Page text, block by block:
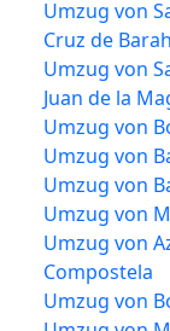
Umzug von
Cruz de
Umzug von
Juan de la
Umzug von
Umzug von
Umzug von
Umzug von
Umzug von
Compostela
Umzug von